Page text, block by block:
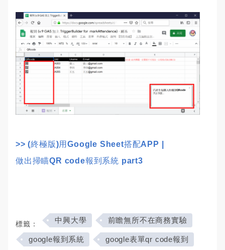
>> (終極版)用Google Sheet搭配APP |
做出掃瞄QR code報到系統 part3
標籤： 中興大學 前瞻無所不在商務實驗
google報到系統 google表單qr code報到